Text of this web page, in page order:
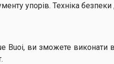
упорів. Техніка
Buoi, ви зможете виконати